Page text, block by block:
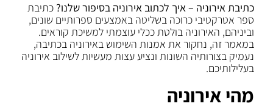
כתיבת אירוניה – איך לכתוב אירוניה בסיפור שלנו?כתיבת
ספר אטרקטיבי כרוכה בשליטה באמצעים ספרותיים שונים,
וביניהם, האירוניה בולטת ככלי עוצמתי למשיכת קוראים.
במאמר זה, נחקור את אמנות השימוש באירוניה בכתיבה,
נעמיק בצורותיה השונות ונציע עצות מעשיות לשילוב אירוניה
בעלילותיכם.
מהי אירוניה